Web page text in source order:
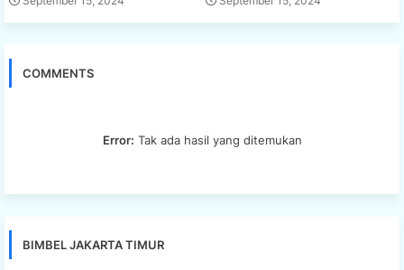
COMMENTS
Error: Tak ada hasil yang ditemukan
BIMBEL JAKARTA TIMUR